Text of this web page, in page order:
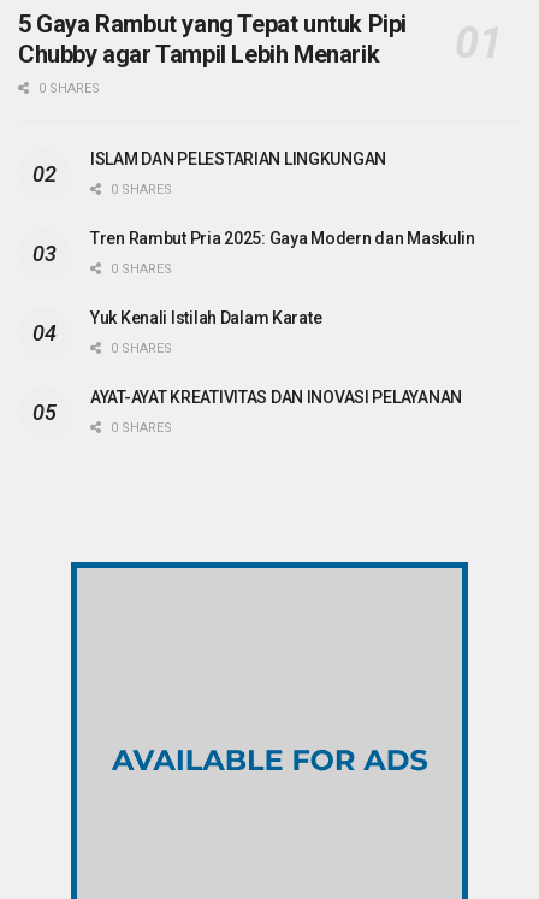
5 Gaya Rambut yang Tepat untuk Pipi
Chubby agar Tampil Lebih Menarik
0 SHARES
ISLAM DAN PELESTARIAN LINGKUNGAN
0 SHARES
Tren Rambut Pria 2025: Gaya Modern dan Maskulin
0 SHARES
Yuk Kenali Istilah Dalam Karate
0 SHARES
AYAT-AYAT KREATIVITAS DAN INOVASI PELAYANAN
0 SHARES